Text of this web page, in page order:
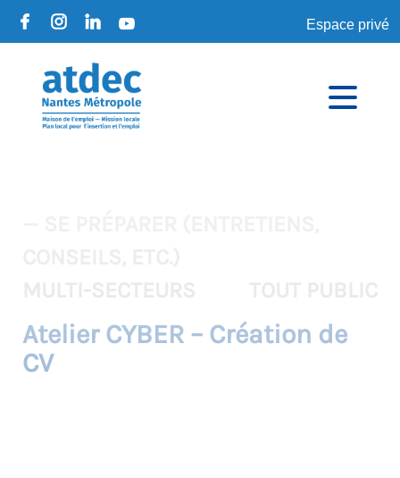
Espace privé
Atelier CYBER – Création de
CV